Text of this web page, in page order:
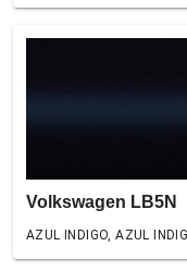
Volkswagen LB5N
AZUL INDIGO, AZUL